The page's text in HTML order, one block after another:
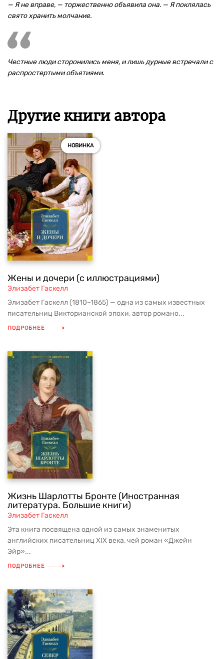
— Я не вправе, — торжественно объявила она. — Я поклялась
свято хранить молчание.
Честные люди сторонились меня, и лишь дурные встречали с
распростертыми объятиями.
Другие книги автора
НОВИНКА
Жены и дочери (с иллюстрациями)
Элизабет Гаскелл
Элизабет Гаскелл (1810–1865) — одна из самых известных
писательниц Викторианской эпохи, автор романо...
ПОДРОБНЕЕ
Жизнь Шарлотты Бронте (Иностранная
литература. Большие книги)
Элизабет Гаскелл
Эта книга посвящена одной из самых знаменитых
английских писательниц XIX века, чей роман «Джейн
Эйр»...
ПОДРОБНЕЕ